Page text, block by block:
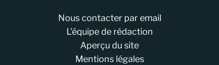
Nous contacter par email
L'équipe de rédaction
Aperçu du site
Mentions légales